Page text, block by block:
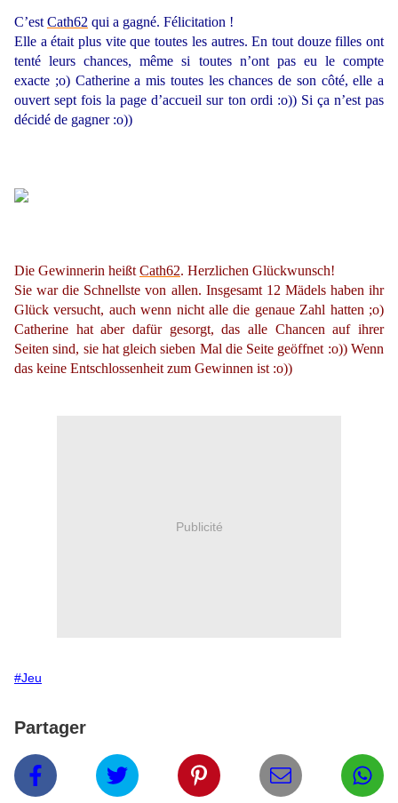
C’est Cath62 qui a gagné. Félicitation !
Elle a était plus vite que toutes les autres. En tout douze filles ont
tenté leurs chances, même si toutes n’ont pas eu le compte
exacte ;o) Catherine a mis toutes les chances de son côté, elle a
ouvert sept fois la page d’accueil sur ton ordi :o)) Si ça n’est pas
décidé de gagner :o))
Die Gewinnerin heißt Cath62. Herzlichen Glückwunsch!
Sie war die Schnellste von allen. Insgesamt 12 Mädels haben ihr
Glück versucht, auch wenn nicht alle die genaue Zahl hatten ;o)
Catherine hat aber dafür gesorgt, das alle Chancen auf ihrer
Seiten sind, sie hat gleich sieben Mal die Seite geöffnet :o)) Wenn
das keine Entschlossenheit zum Gewinnen ist :o))
Publicité
#Jeu
Partager